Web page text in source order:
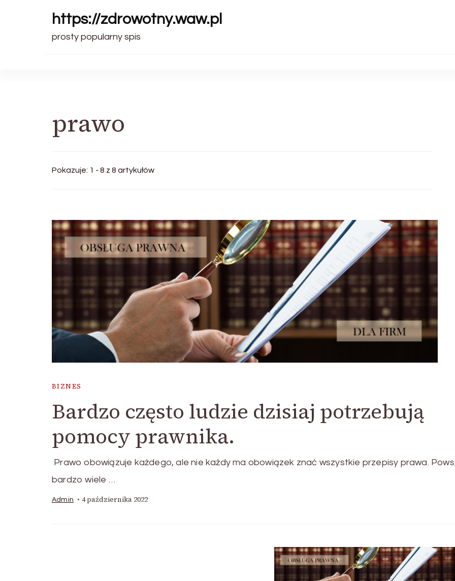
https://zdrowotny.waw.pl
prosty popularny spis
prawo
Pokazuje: 1 - 8 z 8 artykułów
BIZNES
Bardzo często ludzie dzisiaj potrzebują
pomocy prawnika.
Prawo obowiązuje każdego, ale nie każdy ma obowiązek znać wszystkie przepisy prawa.
bardzo wiele …
Admin 4 października 2022